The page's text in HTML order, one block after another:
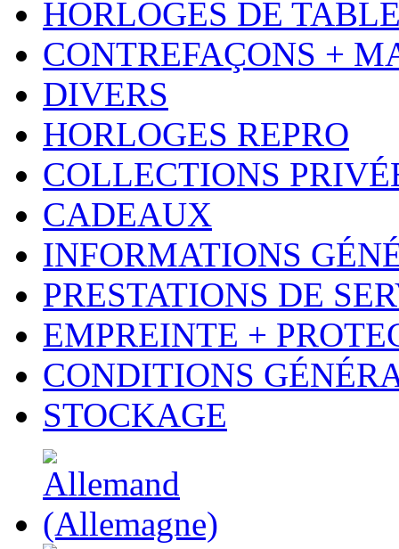
HORLOGES DE
CONTREFAÇONS +
DIVERS
HORLOGES REPRO
COLLECTIONS
CADEAUX
INFORMATIONS
PRESTATIONS DE
EMPREINTE +
CONDITIONS
STOCKAGE